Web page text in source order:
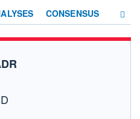
CONSENSUS
ACTIONNAIRES